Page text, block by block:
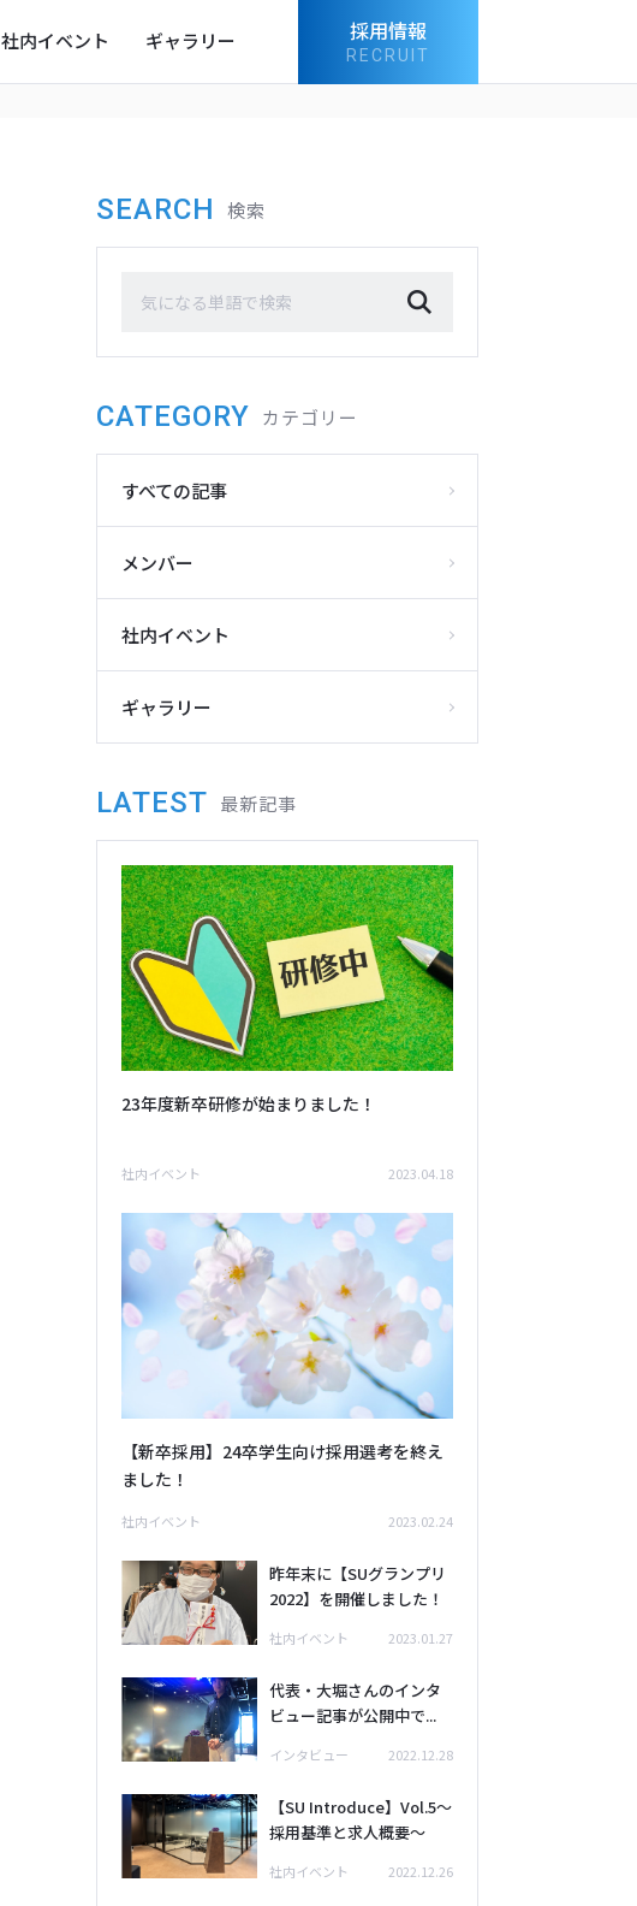
社内イベント ギャラリー 採用情報
RECRUIT
SEARCH 検索
CATEGORY カテゴリー
すべての記事
メンバー
社内イベント
ギャラリー
LATEST 最新記事
23年度新卒研修が始まりました！
社内イベント 2023.04.18
【新卒採用】24卒学生向け採用選考を終え
ました！
社内イベント 2023.02.24
昨年末に【SUグランプリ
2022】を開催しました！
社内イベント 2023.01.27
代表・大堀さんのインタ
ビュー記事が公開中で...
インタビュー 2022.12.28
【SU Introduce】Vol.5～
採用基準と求人概要～
社内イベント 2022.12.26